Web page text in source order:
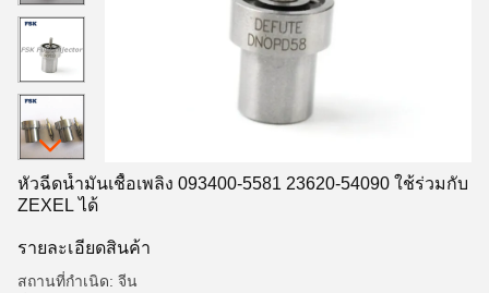
หัวฉีดน้ำมันเชื้อเพลิง 093400-5581 23620-54090 ใช้ร่วมกับ
ZEXEL ได้
รายละเอียดสินค้า
สถานที่กำเนิด: จีน